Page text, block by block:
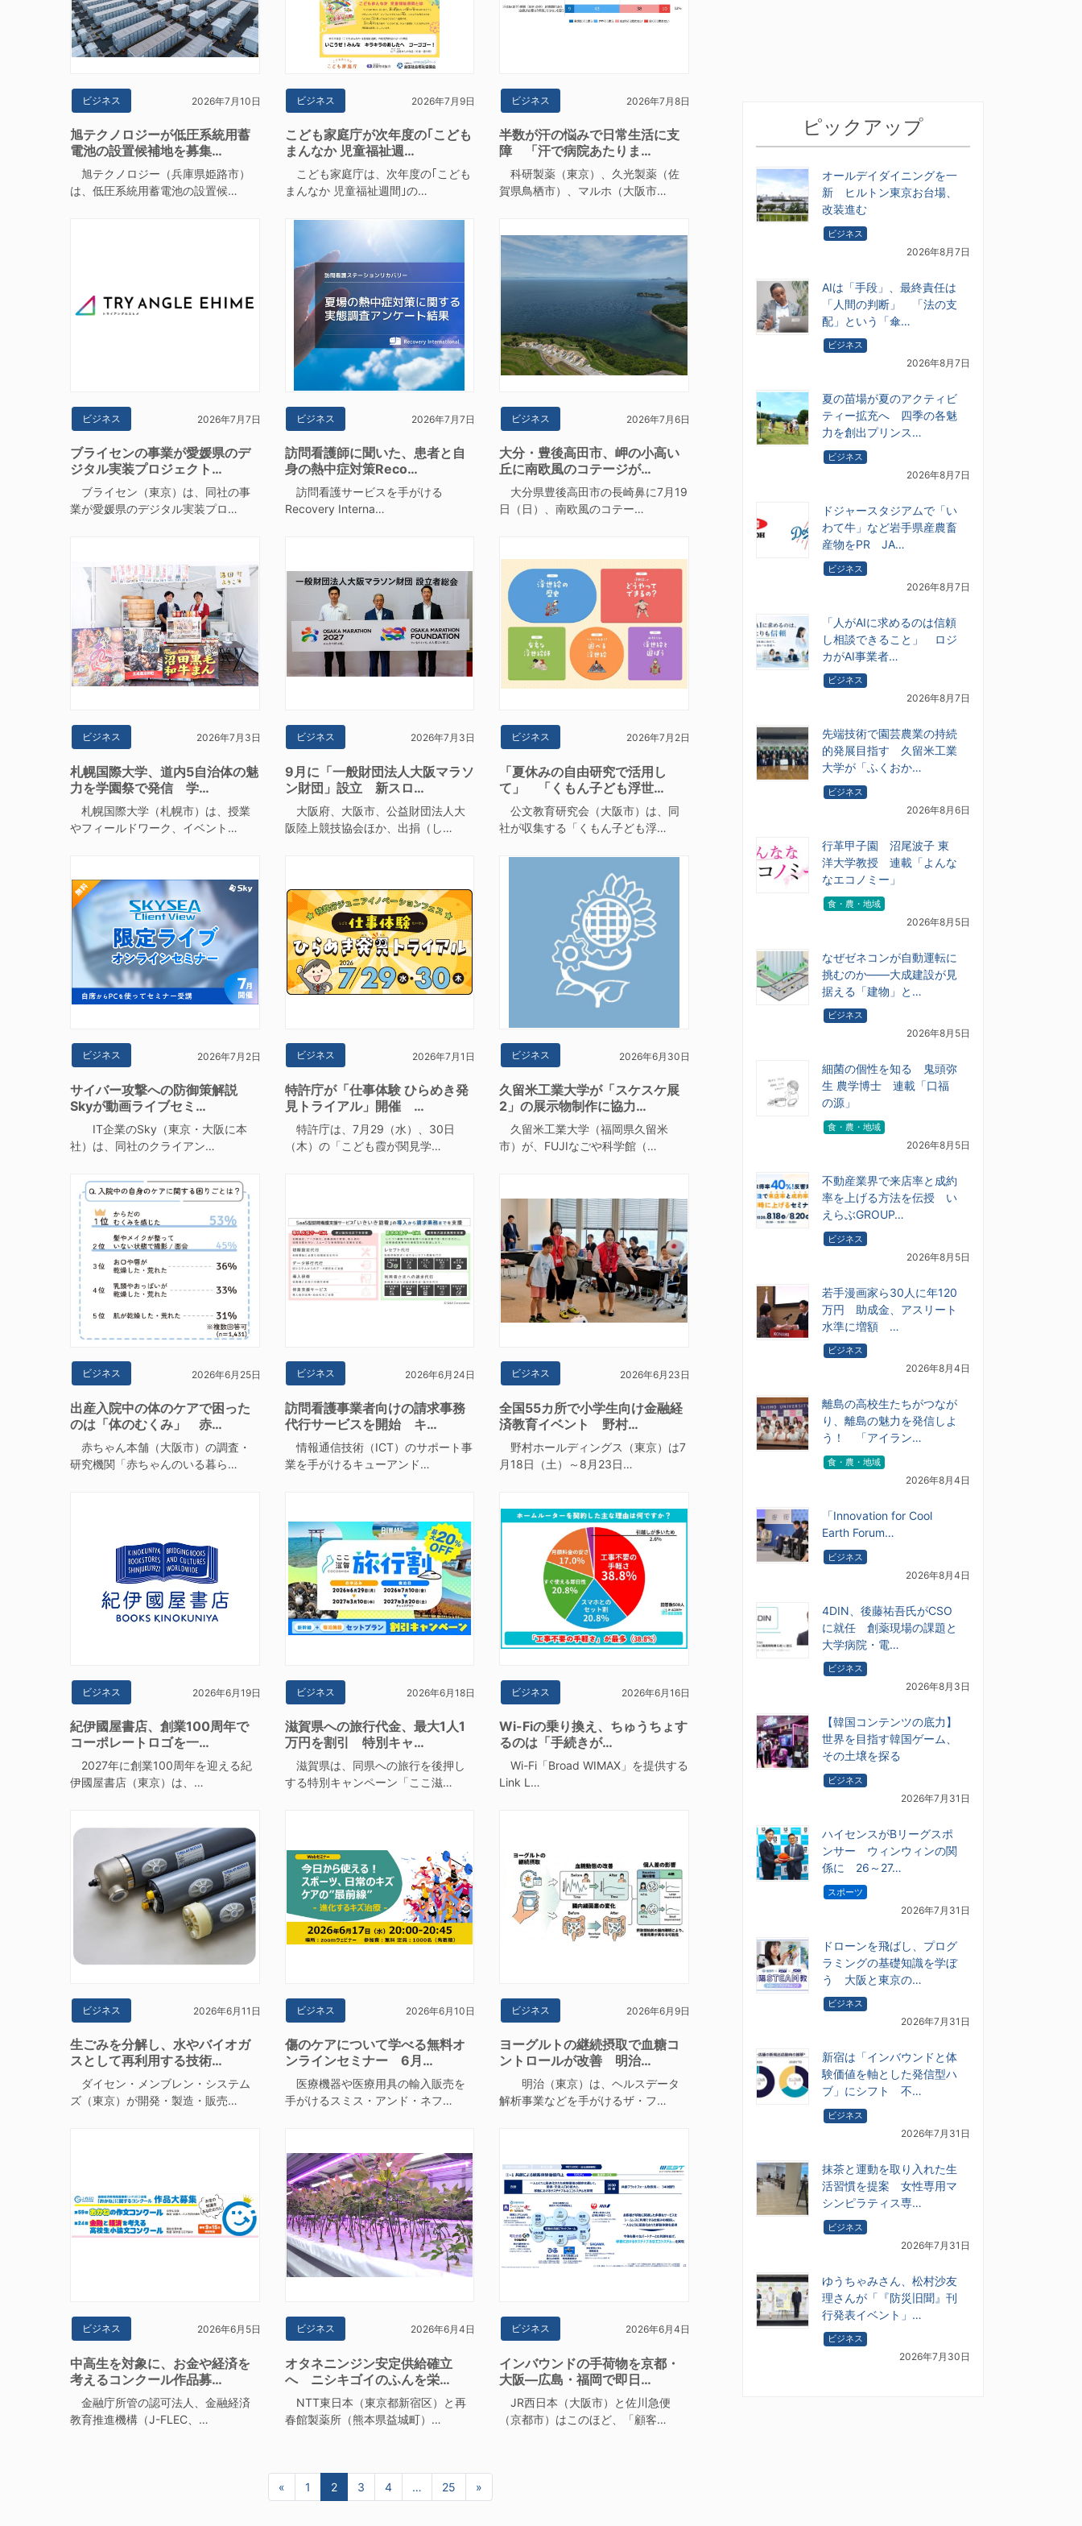
ビジネス 2026年7月10日
旭テクノロジーが低圧系統用蓄
電池の設置候補地を募集…
旭テクノロジー（兵庫県姫路市）
は、低圧系統用蓄電池の設置候…
ビジネス 2026年7月9日
こども家庭庁が次年度の｢こども
まんなか 児童福祉週…
こども家庭庁は、次年度の｢こども
まんなか 児童福祉週間｣の…
ビジネス 2026年7月8日
半数が汗の悩みで日常生活に支
障 「汗で病院あたりま…
科研製薬（東京）、久光製薬（佐
賀県鳥栖市）、マルホ（大阪市…
ビジネス 2026年7月7日
ブライセンの事業が愛媛県のデ
ジタル実装プロジェクト…
ブライセン（東京）は、同社の事
業が愛媛県のデジタル実装プロ…
ビジネス 2026年7月7日
訪問看護師に聞いた、患者と自
身の熱中症対策Reco…
訪問看護サービスを手がける
Recovery Interna…
ビジネス 2026年7月6日
大分・豊後高田市、岬の小高い
丘に南欧風のコテージが…
大分県豊後高田市の長崎鼻に7月19
日（日）、南欧風のコテー…
ビジネス 2026年7月3日
札幌国際大学、道内5自治体の魅
力を学園祭で発信 学…
札幌国際大学（札幌市）は、授業
やフィールドワーク、イベント…
ビジネス 2026年7月3日
9月に「一般財団法人大阪マラソ
ン財団」設立 新スロ…
大阪府、大阪市、公益財団法人大
阪陸上競技協会ほか、出捐（し…
ビジネス 2026年7月2日
「夏休みの自由研究で活用し
て」 「くもん子ども浮世…
公文教育研究会（大阪市）は、同
社が収集する「くもん子ども浮…
ビジネス 2026年7月2日
サイバー攻撃への防御策解説
Skyが動画ライブセミ…
IT企業のSky（東京・大阪に本
社）は、同社のクライアン…
ビジネス 2026年7月1日
特許庁が「仕事体験 ひらめき発
見トライアル」開催 …
特許庁は、7月29（水）、30日
（木）の「こども霞が関見学…
ビジネス 2026年6月30日
久留米工業大学が「スケスケ展
2」の展示物制作に協力…
久留米工業大学（福岡県久留米
市）が、FUJIなごや科学館（…
ビジネス 2026年6月25日
出産入院中の体のケアで困った
のは「体のむくみ」 赤…
赤ちゃん本舗（大阪市）の調査・
研究機関「赤ちゃんのいる暮ら…
ビジネス 2026年6月24日
訪問看護事業者向けの請求事務
代行サービスを開始 キ…
情報通信技術（ICT）のサポート事
業を手がけるキューアンド…
ビジネス 2026年6月23日
全国55カ所で小学生向け金融経
済教育イベント 野村…
野村ホールディングス（東京）は7
月18日（土）～8月23日…
ビジネス 2026年6月19日
紀伊國屋書店、創業100周年で
コーポレートロゴを一…
2027年に創業100周年を迎える紀
伊國屋書店（東京）は、…
ビジネス 2026年6月18日
滋賀県への旅行代金、最大1人1
万円を割引 特別キャ…
滋賀県は、同県への旅行を後押し
する特別キャンペーン「ここ滋…
ビジネス 2026年6月16日
Wi-Fiの乗り換え、ちゅうちょす
るのは「手続きが…
Wi-Fi「Broad WIMAX」を提供する
Link L…
ビジネス 2026年6月11日
生ごみを分解し、水やバイオガ
スとして再利用する技術…
ダイセン・メンブレン・システム
ズ（東京）が開発・製造・販売…
ビジネス 2026年6月10日
傷のケアについて学べる無料オ
ンラインセミナー 6月…
医療機器や医療用具の輸入販売を
手がけるスミス・アンド・ネフ…
ビジネス 2026年6月9日
ヨーグルトの継続摂取で血糖コ
ントロールが改善 明治…
明治（東京）は、ヘルスデータ
解析事業などを手がけるザ・フ…
ビジネス 2026年6月5日
中高生を対象に、お金や経済を
考えるコンクール作品募…
金融庁所管の認可法人、金融経済
教育推進機構（J-FLEC、…
ビジネス 2026年6月4日
オタネニンジン安定供給確立
へ ニシキゴイのふんを栄…
NTT東日本（東京都新宿区）と再
春館製薬所（熊本県益城町）…
ビジネス 2026年6月4日
インバウンドの手荷物を京都・
大阪―広島・福岡で即日…
JR西日本（大阪市）と佐川急便
（京都市）はこのほど、「顧客…
« 前へ1 2 3 4 … 25 »
ピックアップ
オールデイダイニングを一
新 ヒルトン東京お台場、
改装進む
ビジネス
2026年8月7日
AIは「手段」、最終責任は
「人間の判断」 「法の支
配」という「傘…
ビジネス
2026年8月7日
夏の苗場が夏のアクティビ
ティー拡充へ 四季の各魅
力を創出プリンス…
ビジネス
2026年8月7日
ドジャースタジアムで「い
わて牛」など岩手県産農畜
産物をPR JA…
ビジネス
2026年8月7日
「人がAIに求めるのは信頼
し相談できること」 ロジ
カがAI事業者…
ビジネス
2026年8月7日
先端技術で園芸農業の持続
的発展目指す 久留米工業
大学が「ふくおか…
ビジネス
2026年8月6日
行革甲子園 沼尾波子 東
洋大学教授 連載「よんな
なエコノミー」
食・農・地域
2026年8月5日
なぜゼネコンが自動運転に
挑むのか――大成建設が見
据える「建物」と…
ビジネス
2026年8月5日
細菌の個性を知る 鬼頭弥
生 農学博士 連載「口福
の源」
食・農・地域
2026年8月5日
不動産業界で来店率と成約
率を上げる方法を伝授 い
えらぶGROUP…
ビジネス
2026年8月5日
若手漫画家ら30人に年120
万円 助成金、アスリート
水準に増額 …
ビジネス
2026年8月4日
離島の高校生たちがつなが
り、離島の魅力を発信しよ
う！ 「アイラン…
食・農・地域
2026年8月4日
「Innovation for Cool
Earth Forum…
ビジネス
2026年8月4日
4DIN、後藤祐吾氏がCSO
に就任 創薬現場の課題と
大学病院・電…
ビジネス
2026年8月3日
【韓国コンテンツの底力】
世界を目指す韓国ゲーム、
その土壌を探る
ビジネス
2026年7月31日
ハイセンスがBリーグスポ
ンサー ウィンウィンの関
係に 26～27…
スポーツ
2026年7月31日
ドローンを飛ばし、プログ
ラミングの基礎知識を学ぼ
う 大阪と東京の…
ビジネス
2026年7月31日
新宿は「インバウンドと体
験価値を軸とした発信型ハ
ブ」にシフト 不…
ビジネス
2026年7月31日
抹茶と運動を取り入れた生
活習慣を提案 女性専用マ
シンピラティス専…
ビジネス
2026年7月31日
ゆうちゃみさん、松村沙友
理さんが「『防災旧聞』刊
行発表イベント」…
ビジネス
2026年7月30日